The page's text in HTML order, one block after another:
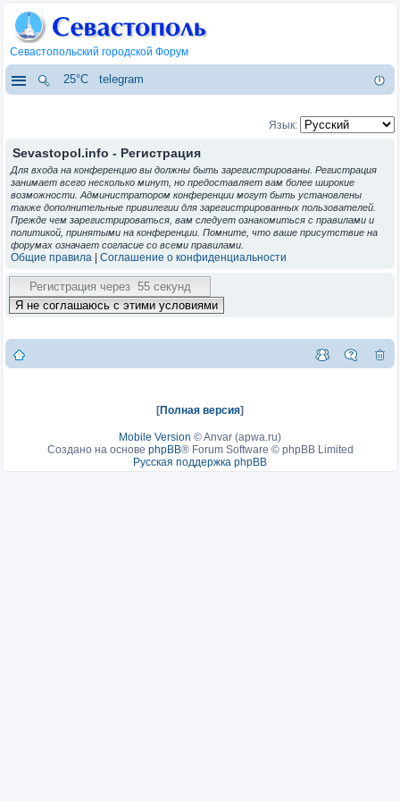
Севастопольский городской Форум
25°C telegram
Язык:
Sevastopol.info - Регистрация
Для входа на конференцию вы должны быть зарегистрированы. Регистрация
занимает всего несколько минут, но предоставляет вам более широкие
возможности. Администратором конференции могут быть установлены
также дополнительные привилегии для зарегистрированных пользователей.
Прежде чем зарегистрироваться, вам следует ознакомиться с правилами и
политикой, принятыми на конференции. Помните, что ваше присутствие на
форумах означает согласие со всеми правилами.
Общие правила Соглашение о конфиденциальности
[Полная версия]
Mobile Version ©Anvar (apwa.ru)
Создано на основе phpBB® Forum Software © phpBB Limited
Русская поддержка phpBB